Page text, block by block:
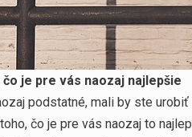
je pre vás naozaj najlepšie
podstatné, mali by ste
čo je pre vás naozaj to